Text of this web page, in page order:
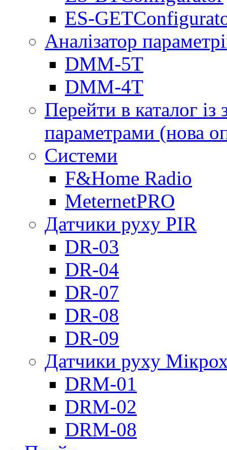
ES-
Аналізатор
DMM-5T
DMM-4T
Перейти в каталог
параметрами (нова
Системи
F&Home Radio
MeternetPRO
Датчики руху PIR
DR-03
DR-04
DR-07
DR-08
DR-09
Датчики руху
DRM-01
DRM-02
DRM-08